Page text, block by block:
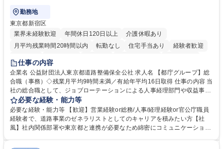
勤務地
東京都新宿区
業界未経験歓迎
年間休日120日以上
介護休暇あり
月平均残業時間20時間以内
転勤なし 住宅手当あり
経験者歓迎
研修あり
退職金あり
駅近5分以内
資格取得手当あり 食事補助あり
仕事の内容
企業名 公益財団法人東京都道路整備保全公社 求人名 【都庁グループ】総
合職（事務）◇残業月平均9時間未満／有給年平均16日取得 仕事の内容 当
社の総合職として、ジョブローテーションによる人事経理部門や収益事業
等のフロント部門の部署等幅広い部署での業務をお任せいたします。研修
制度やキャリア支援が充実しております！ ※下記業務詳細 【業務詳細】■
管理部門：広報、人事、経理など当公社の運営に係る管理業務 ■収益部
門：駐車場の新規開拓、管理運営、新宿駅西口広場の「イベントコーナ
必要な経験・能力等
必要な経験・能力等 【歓迎】営業経験or総務/人事/経理経験or官公庁職員
経験者で、道路事業のゼネラリストとしてのキャリアを積みたい方【社
風】社内関係部署や東京都と連携が必要なため綿密にコミュニケーション